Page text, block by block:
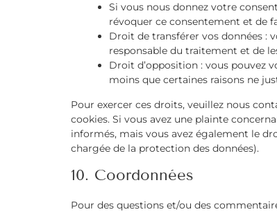
Si vous nous donnez votre
révoquer ce consentement et de
Droit de transférer vos données :
responsable du traitement et de
Droit d’opposition : vous pouvez
moins que certaines raisons ne
Pour exercer ces droits, veuillez nous
cookies. Si vous avez une plainte
informés, mais vous avez également le
chargée de la protection des données).
10. Coordonnées
Pour des questions et/ou des